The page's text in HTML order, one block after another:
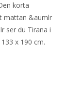
korta
mattan &aumlr
ser du Tirana i
x 190 cm.